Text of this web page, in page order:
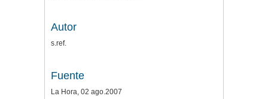
Autor
s.ref.
Fuente
La Hora, 02 ago.2007